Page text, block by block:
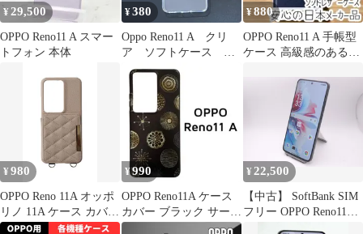
¥29,500
OPPO Reno11 A スマー
トフォン 本体
¥380
Oppo Reno11 A クリ
ア ソフトケース
TPU素材 シンプル
カバー ⑦
¥880
OPPO Reno11 A 手帳型
ケース 高級感のあるソ
¥980
OPPO Reno 11A オッポ
リノ 11A ケース カバー
おしゃれ 可愛い 1. ナ
¥990
OPPO Reno11A ケース
カバー ブラック サーク
ル柄
¥22,500
【中古】 SoftBank SIM
フリー OPPO Reno11A